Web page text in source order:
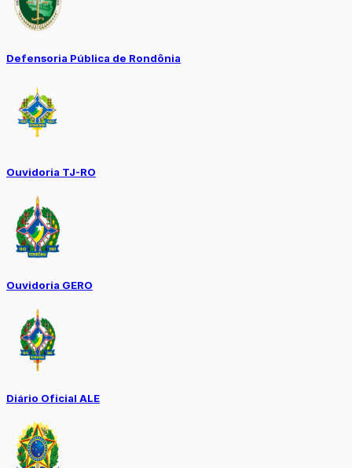
Defensoria Pública de Rondônia
Ouvidoria TJ-RO
Ouvidoria GERO
Diário Oficial ALE